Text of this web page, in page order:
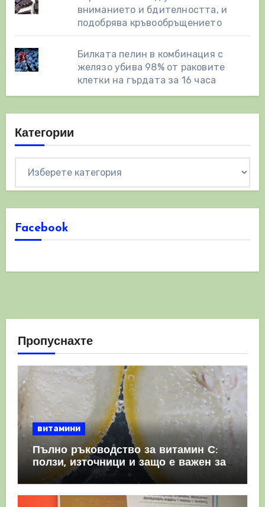
вниманието и бдителността, и
подобрява кръвообръщението
Билката пелин в комбинация с
желязо убива 98% от раковите
клетки на гърдата за 16 часа
Категории
Facebook
Пропуснахте
витамини
Пълно ръководство за витамин С:
ползи, източници и защо е важен за
имунната система